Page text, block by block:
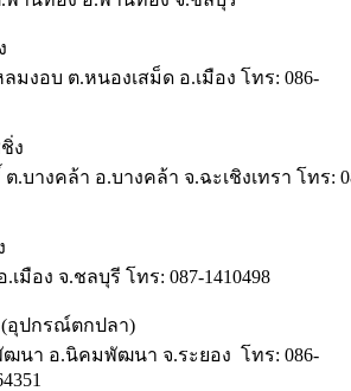
ลมงอบ ต.หนองเสม็ด อ.เมือง โทร: 086-
ง
.บางคล้า อ.บางคล้า จ.ฉะเชิงเทรา โทร:
.เมือง จ.ชลบุรี โทร: 087-1410498
อุปกรณ์ตกปลา)
ฒนา อ.นิคมพัฒนา จ.ระยอง โทร: 086-